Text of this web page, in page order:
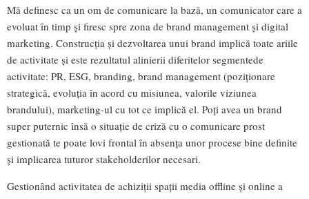
Mă definesc ca un om de comunicare la bază, un comunicator care a
evoluat în timp și firesc spre zona de brand management și digital
marketing. Construcția și dezvoltarea unui brand implică toate ariile
de activitate și este rezultatul alinierii diferitelor segmentede
activitate: PR, ESG, branding, brand management (poziționare
strategică, evoluția în acord cu misiunea, valorile viziunea
brandului), marketing-ul cu tot ce implică el. Poți avea un brand
super puternic însă o situație de criză cu o comunicare prost
gestionată te poate lovi frontal în absența unor procese bine definite
și implicarea tuturor stakeholderilor necesari.
Gestionând activitatea de achiziții spații media offline și online a